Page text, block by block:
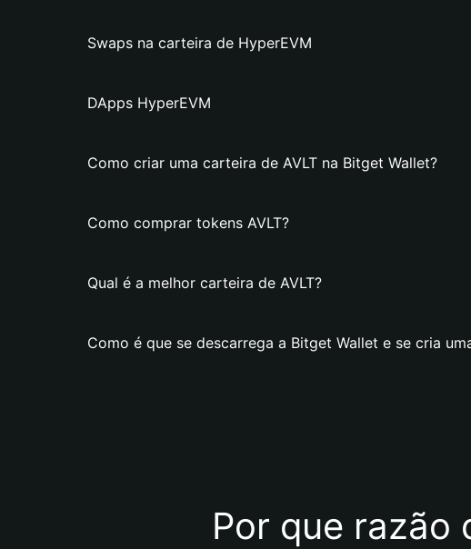
Swaps na carteira de HyperEVM
DApps HyperEVM
Como criar uma carteira de AVLT na Bitget Wallet?
Como comprar tokens AVLT?
Qual é a melhor carteira de AVLT?
Como é que se descarrega a Bitget Wallet e se cria
Por que razão